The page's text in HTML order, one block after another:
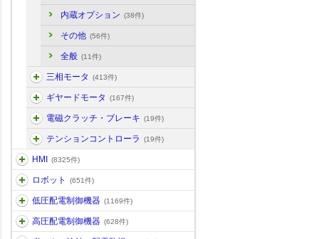
内蔵オプション (38件)
その他 (56件)
全般 (11件)
三相モータ (413件)
ギヤードモータ (167件)
電磁クラッチ・ブレーキ (19件)
テンションコントローラ (19件)
HMI (8325件)
ロボット (651件)
低圧配電制御機器 (1169件)
高圧配電制御機器 (628件)